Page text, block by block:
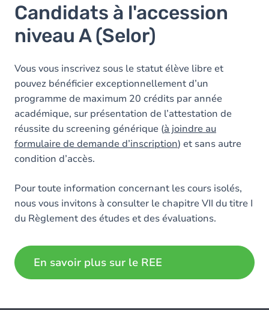
Candidats à l'accession
niveau A (Selor)
Vous vous inscrivez sous le statut élève libre et
pouvez bénéficier exceptionnellement d’un
programme de maximum 20 crédits par année
académique, sur présentation de l’attestation de
réussite du screening générique (à joindre au
formulaire de demande d’inscription) et sans autre
condition d’accès.
Pour toute information concernant les cours isolés,
nous vous invitons à consulter le chapitre VII du titre I
du Règlement des études et des évaluations.
En savoir plus sur le REE